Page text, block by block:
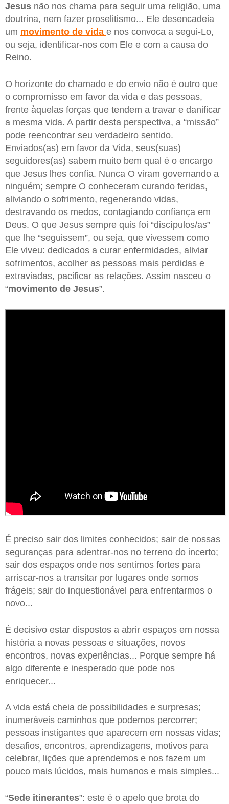
Jesus não nos chama para seguir uma religião, uma
doutrina, nem fazer proselitismo... Ele desencadeia
um movimento de vida e nos convoca a segui-Lo,
ou seja, identificar-nos com Ele e com a causa do
Reino.
O horizonte do chamado e do envio não é outro que
o compromisso em favor da vida e das pessoas,
frente àquelas forças que tendem a travar e danificar
a mesma vida. A partir desta perspectiva, a “missão”
pode reencontrar seu verdadeiro sentido.
Enviados(as) em favor da Vida, seus(suas)
seguidores(as) sabem muito bem qual é o encargo
que Jesus lhes confia. Nunca O viram governando a
ninguém; sempre O conheceram curando feridas,
aliviando o sofrimento, regenerando vidas,
destravando os medos, contagiando confiança em
Deus. O que Jesus sempre quis foi “discípulos/as”
que lhe “seguissem”, ou seja, que vivessem como
Ele viveu: dedicados a curar enfermidades, aliviar
sofrimentos, acolher as pessoas mais perdidas e
extraviadas, pacificar as relações. Assim nasceu o
“movimento de Jesus”.
É preciso sair dos limites conhecidos; sair de nossas
seguranças para adentrar-nos no terreno do incerto;
sair dos espaços onde nos sentimos fortes para
arriscar-nos a transitar por lugares onde somos
frágeis; sair do inquestionável para enfrentarmos o
novo...
É decisivo estar dispostos a abrir espaços em nossa
história a novas pessoas e situações, novos
encontros, novas experiências... Porque sempre há
algo diferente e inesperado que pode nos
enriquecer...
A vida está cheia de possibilidades e surpresas;
inumeráveis caminhos que podemos percorrer;
pessoas instigantes que aparecem em nossas vidas;
desafios, encontros, aprendizagens, motivos para
celebrar, lições que aprendemos e nos fazem um
pouco mais lúcidos, mais humanos e mais simples...
“Sede itinerantes”: este é o apelo que brota do